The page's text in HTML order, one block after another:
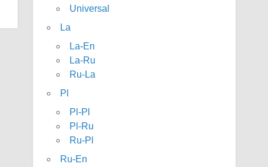
Universal
La
La-En
La-Ru
Ru-La
Pl
Pl-Pl
Pl-Ru
Ru-Pl
Ru-En